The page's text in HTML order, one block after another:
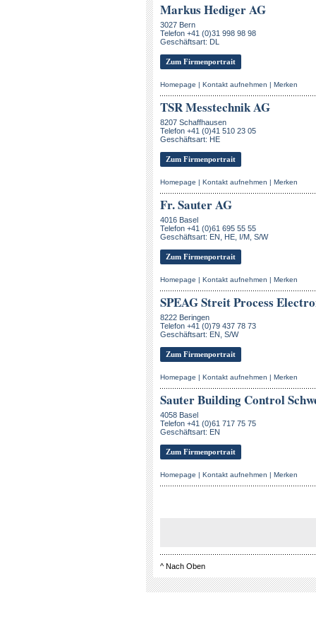
Markus Hediger AG
3027 Bern
Telefon +41 (0)31 998 98 98
Geschäftsart: DL
Zum Firmenportrait
Homepage | Kontakt aufnehmen | Merken
TSR Messtechnik AG
8207 Schaffhausen
Telefon +41 (0)41 510 23 05
Geschäftsart: HE
Zum Firmenportrait
Homepage | Kontakt aufnehmen | Merken
Fr. Sauter AG
4016 Basel
Telefon +41 (0)61 695 55 55
Geschäftsart: EN, HE, I/M, S/W
Zum Firmenportrait
Homepage | Kontakt aufnehmen | Merken
SPEAG Streit Process
8222 Beringen
Telefon +41 (0)79 437 78 73
Geschäftsart: EN, S/W
Zum Firmenportrait
Homepage | Kontakt aufnehmen | Merken
Sauter Building Control
4058 Basel
Telefon +41 (0)61 717 75 75
Geschäftsart: EN
Zum Firmenportrait
Homepage | Kontakt aufnehmen | Merken
^ Nach Oben